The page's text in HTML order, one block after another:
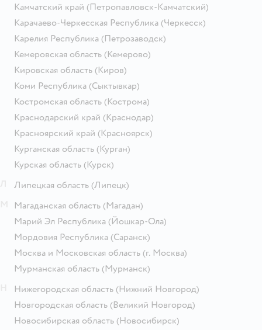
Камчатский край (Петропавловск-Камчатский)
Карачаево-Черкесская Республика (Черкесск)
Карелия Республика (Петрозаводск)
Кемеровская область (Кемерово)
Кировская область (Киров)
Коми Республика (Сыктывкар)
Костромская область (Кострома)
Краснодарский край (Краснодар)
Красноярский край (Красноярск)
Курганская область (Курган)
Курская область (Курск)
Липецкая область (Липецк)
Магаданская область (Магадан)
Марий Эл Республика (Йошкар-Ола)
Мордовия Республика (Саранск)
Москва и Московская область (г. Москва)
Мурманская область (Мурманск)
Нижегородская область (Нижний Новгород)
Новгородская область (Великий Новгород)
Новосибирская область (Новосибирск)